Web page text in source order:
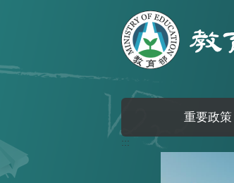
重要政策
:::